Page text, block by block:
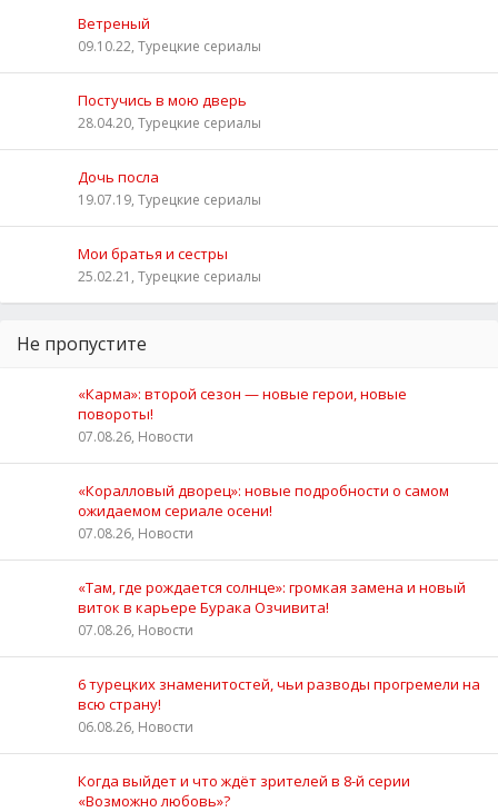
Ветреный
09.10.22, Турецкие сериалы
Постучись в мою дверь
28.04.20, Турецкие сериалы
Дочь посла
19.07.19, Турецкие сериалы
Мои братья и сестры
25.02.21, Турецкие сериалы
Не пропустите
«Карма»: второй сезон — новые герои, новые
повороты!
07.08.26, Новости
«Коралловый дворец»: новые подробности о самом
ожидаемом сериале осени!
07.08.26, Новости
«Там, где рождается солнце»: громкая замена и новый
виток в карьере Бурака Озчивита!
07.08.26, Новости
6 турецких знаменитостей, чьи разводы прогремели на
всю страну!
06.08.26, Новости
Когда выйдет и что ждёт зрителей в 8-й серии
«Возможно любовь»?